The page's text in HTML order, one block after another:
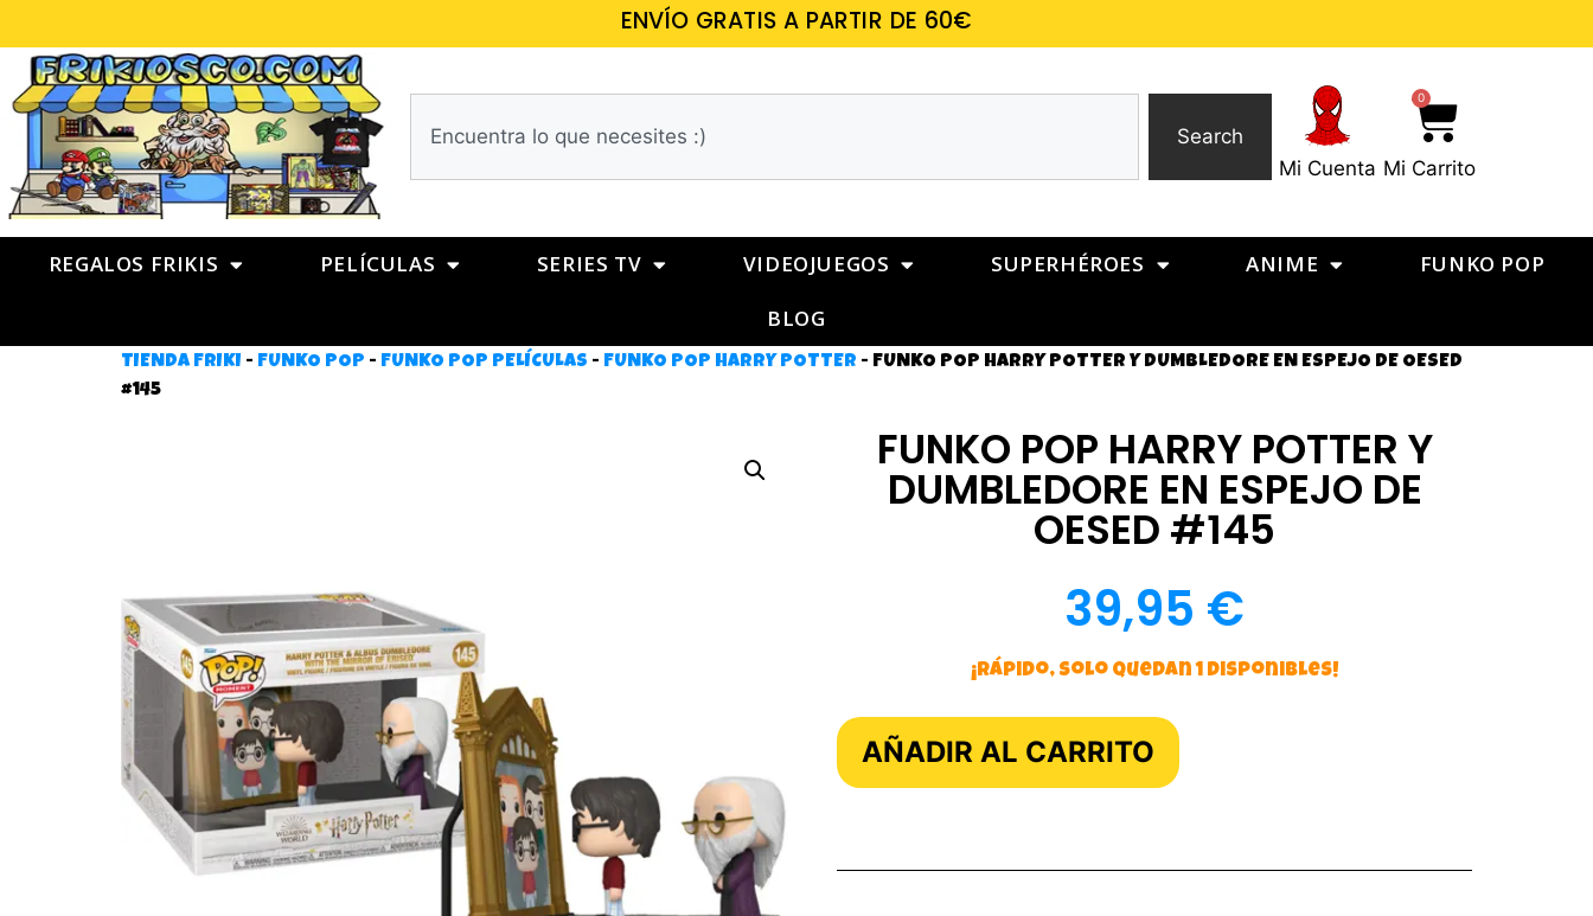
ENVÍO GRATIS A PARTIR DE 60€
Search
Mi Cuenta
0
Mi Carrito
REGALOS FRIKIS PELÍCULAS SERIES TV VIDEOJUEGOS SUPERHÉROES ANIME
FUNKO POP
BLOG
TIENDA FRIKI - FUNKO POP - FUNKO POP PELÍCULAS - FUNKO POP HARRY POTTER - FUNKO POP HARRY POTTER Y DUMBLEDORE EN ESPEJO DE OESED
#145
FUNKO POP HARRY POTTER Y
DUMBLEDORE EN ESPEJO DE
OESED #145
39,95 €
¡Rápido, solo quedan 1 disponibles!
AÑADIR AL CARRITO